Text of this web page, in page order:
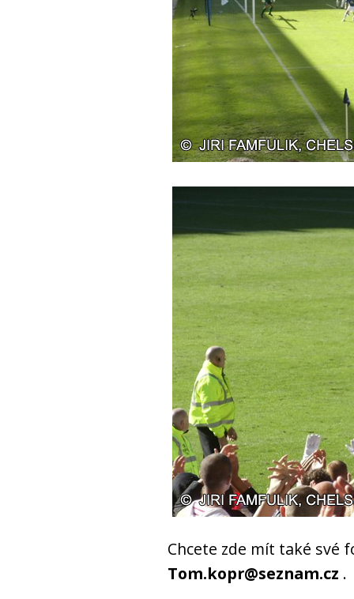
Chcete zde mít také své
Tom.kopr@seznam.cz .